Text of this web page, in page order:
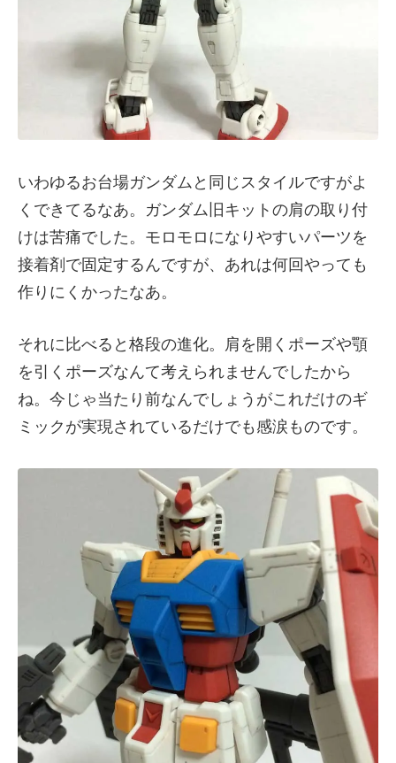
いわゆるお台場ガンダムと同じスタイルですがよ
くできてるなあ。ガンダム旧キットの肩の取り付
けは苦痛でした。モロモロになりやすいパーツを
接着剤で固定するんですが、あれは何回やっても
作りにくかったなあ。
それに比べると格段の進化。肩を開くポーズや顎
を引くポーズなんて考えられませんでしたから
ね。今じゃ当たり前なんでしょうがこれだけのギ
ミックが実現されているだけでも感涙ものです。